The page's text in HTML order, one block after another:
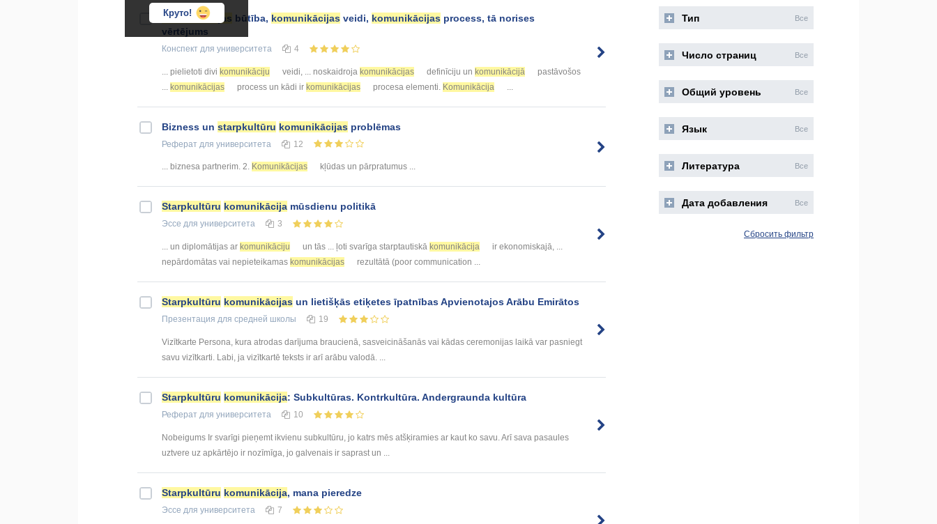
Круто!
Komunikācijas būtība, komunikācijas veidi, komunikācijas process, tā norises
vērtējums
Конспект для университета 4
... pielietoti divi komunikāciju veidi, ... noskaidroja komunikācijas definīciju un komunikācijā
pastāvošos
komunikācijas process un kādi ir komunikācijas procesa elementi. Komunikācija
Bizness un starpkultūru komunikācijas problēmas
Реферат для университета 12
... biznesa partnerim. 2. Komunikācijas kļūdas un pārpratumus ...
Starpkultūru komunikācija mūsdienu politikā
Эссе для университета 3
... un diplomātijas ar komunikāciju un tās ... ļoti svarīga starptautiskā komunikācija
ir ekonomiskajā, ...
nepārdomātas vai nepieteikamas komunikācijas rezultātā (poor communication ...
Starpkultūru komunikācijas un lietišķās etiķetes īpatnības Apvienotajos Arābu Emirātos
Презентация для средней школы 19
Vizītkarte Persona, kura atrodas darījuma braucienā, sasveicināšanās vai kādas ceremonijas laikā var pasniegt
savu vizītkarti. Labi, ja vizītkartē teksts ir arī arābu valodā. ...
Starpkultūru komunikācija: Subkultūras. Kontrkultūra. Andergraunda kultūra
Реферат для университета 10
Nobeigums Ir svarīgi pieņemt ikvienu subkultūru, jo katrs mēs atšķiramies ar kaut ko savu. Arī sava pasaules
uztvere uz apkārtējo ir nozīmīga, jo galvenais ir saprast un ...
Starpkultūru komunikācija, mana pieredze
Эссе для университета 7
Тип Все
Число страниц Все
Общий уровень Все
Язык Все
Литература Все
Дата добавления Все
Сбросить фильтр